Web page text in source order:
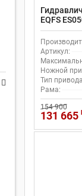
EQFS
Артикул:
Ножной
Тип
Рама:
154 900
131 665